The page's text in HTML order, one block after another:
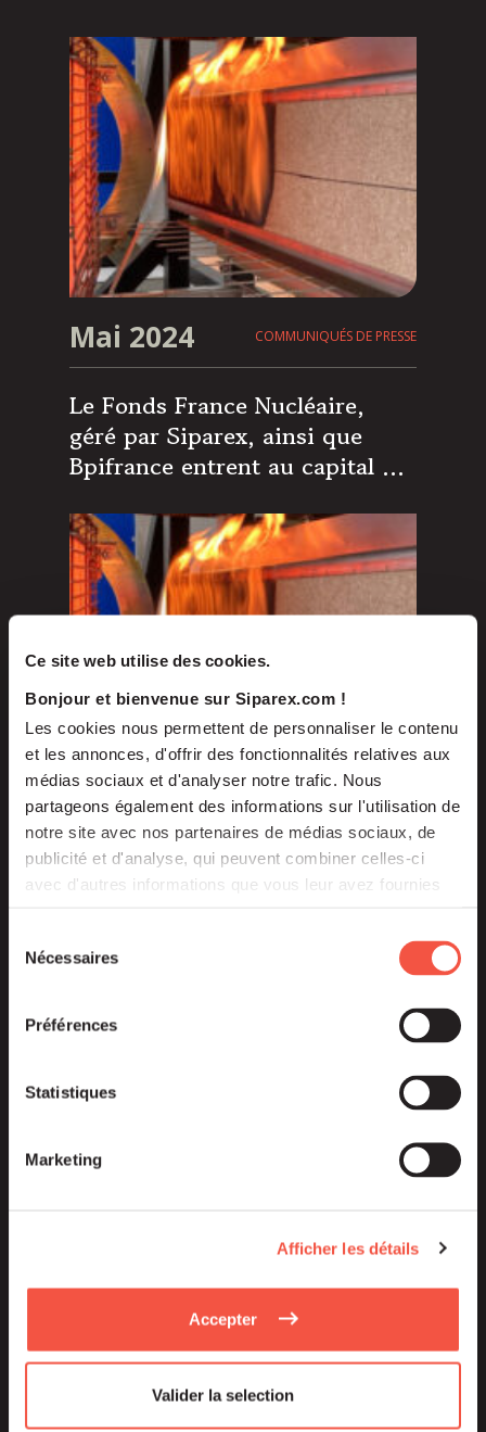
Ce site web utilise des cookies.
Bonjour et bienvenue sur Siparex.com !
Les cookies nous permettent de personnaliser le contenu
et les annonces, d'offrir des fonctionnalités relatives aux
médias sociaux et d'analyser notre trafic. Nous
partageons également des informations sur l'utilisation de
notre site avec nos partenaires de médias sociaux, de
publicité et d'analyse, qui peuvent combiner celles-ci
avec d'autres informations que vous leur avez fournies
Nécessaires
Préférences
Statistiques
Marketing
Afficher les détails
Accepter
Valider la selection
Mai 2024 COMMUNIQUÉS DE PRESSE
Le Fonds France Nucléaire,
géré par Siparex, ainsi que
Bpifrance entrent au capital du
accompagner son
développement
Fév 2024 ARTICLES
Le Fonds France Nucléaire
Vulcain Engineering
Déc 2023 COMMUNIQUÉS DE PRESSE
Vulcain Ingénierie poursuit sa
croissance avec le soutien d’un
consortium mené par Ardian,